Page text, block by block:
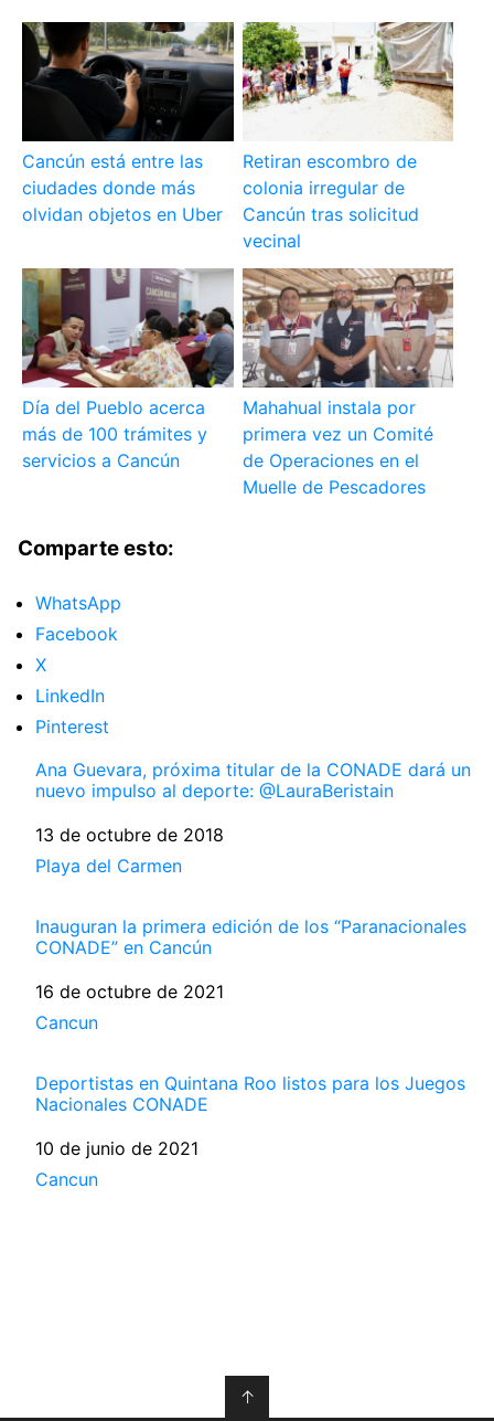
Cancún está entre las
ciudades donde más
olvidan objetos en Uber
Retiran escombro de
colonia irregular de
Cancún tras solicitud
vecinal
Día del Pueblo acerca
más de 100 trámites y
servicios a Cancún
Mahahual instala por
primera vez un Comité
de Operaciones en el
Muelle de Pescadores
Comparte esto:
WhatsApp
Facebook
X
LinkedIn
Pinterest
Ana Guevara, próxima titular de la CONADE dará un
nuevo impulso al deporte: @LauraBeristain
Fecha
13 de octubre de 2018
Respecto a
Playa del Carmen
Inauguran la primera edición de los “Paranacionales
CONADE” en Cancún
Fecha
16 de octubre de 2021
Respecto a
Cancun
Deportistas en Quintana Roo listos para los Juegos
Nacionales CONADE
Fecha
10 de junio de 2021
Respecto a
Cancun
↑